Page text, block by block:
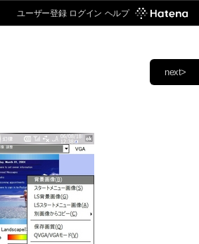
ユーザー登録 ログイン ヘルプ
next>